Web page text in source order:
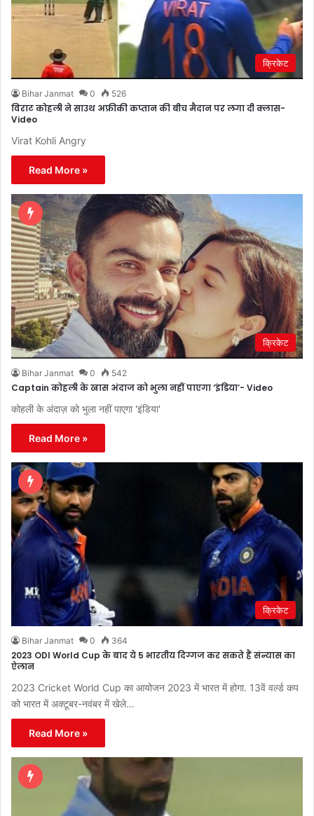
क्रिकेट
Bihar Janmat 0 526
विराट कोहली ने साउथ अफ्रीकी कप्तान की बीच मैदान पर लगा दी क्लास-
Video
Virat Kohli Angry
Read More »
क्रिकेट
Bihar Janmat 0 542
Captain कोहली के खास अंदाज को भुला नहीं पाएगा ‘इंडिया’- Video
कोहली के अंदाज़ को भुला नहीं पाएगा 'इंडिया'
Read More »
क्रिकेट
Bihar Janmat 0 364
2023 ODI World Cup के बाद ये 5 भारतीय दिग्गज कर सकते हैं संन्यास का
ऐलान
2023 Cricket World Cup का आयोजन 2023 में भारत में होगा. 13वें वर्ल्ड कप
को भारत में अक्टूबर-नवंबर में खेले…
Read More »